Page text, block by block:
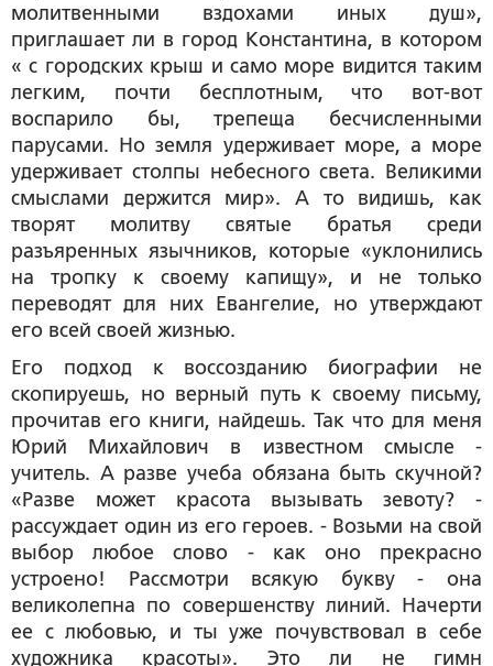
молитвенными вздохами иных душ»,
приглашает ли в город Константина, в котором
« с городских крыш и само море видится таким
легким, почти бесплотным, что вот-вот
воспарило бы, трепеща бесчисленными
парусами. Но земля удерживает море, а море
удерживает столпы небесного света. Великими
смыслами держится мир». А то видишь, как
творят молитву святые братья среди
разъяренных язычников, которые «уклонились
на тропку к своему капищу», и не только
переводят для них Евангелие, но утверждают
его всей своей жизнью.
Его подход к воссозданию биографии не
скопируешь, но верный путь к своему письму,
прочитав его книги, найдешь. Так что для меня
Юрий Михайлович в известном смысле -
учитель. А разве учеба обязана быть скучной?
«Разве может красота вызывать зевоту? -
рассуждает один из его героев. - Возьми на свой
выбор любое слово - как оно прекрасно
устроено! Рассмотри всякую букву - она
великолепна по совершенству линий. Начерти
ее с любовью, и ты уже почувствовал в себе
художника красоты». Это ли не гимн